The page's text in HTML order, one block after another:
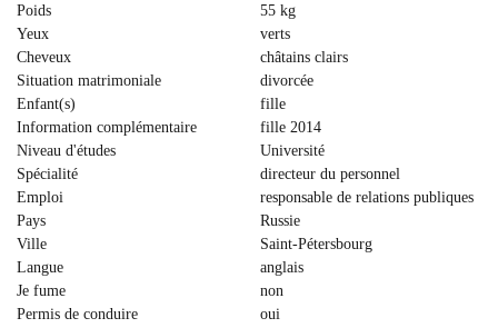
Poids
55 kg
Yeux
verts
Cheveux
сhâtains clairs
Situation matrimoniale
divorcée
Enfant(s)
fille
Information complémentaire
fille 2014
Niveau d'études
Université
Spécialité
directeur du personnel
Emploi
responsable de relations publiques
Pays
Russie
Ville
Saint-Pétersbourg
Langue
anglais
Je fume
non
Permis de conduire
oui